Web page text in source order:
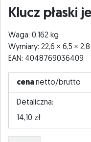
Klucz płaski
Waga: 0,162 kg
Wymiary: 22,6
6,5
EAN: 4048769036409
cenanetto/brutto
Detaliczna:
14,10 zł